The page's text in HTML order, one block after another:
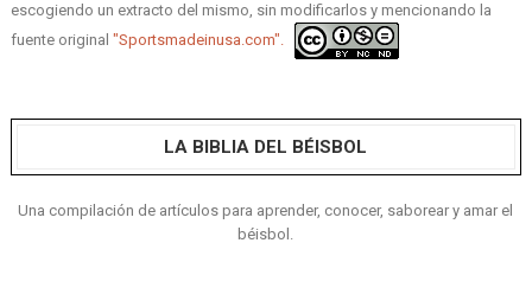
escogiendo un extracto del mismo, sin modificarlos y mencionando la
fuente original "Sportsmadeinusa.com".
LA BIBLIA DEL BÉISBOL
Una compilación de artículos para aprender, conocer, saborear y amar el
béisbol.